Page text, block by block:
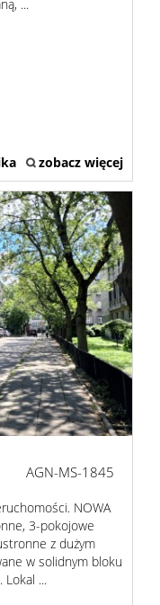
...
zobacz więcej
AGN-MS-1845
NOWA
3-pokojowe
z dużym
w solidnym bloku
Lokal ...